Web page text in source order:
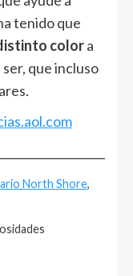
tenido que
colora
que incluso
North Shore,